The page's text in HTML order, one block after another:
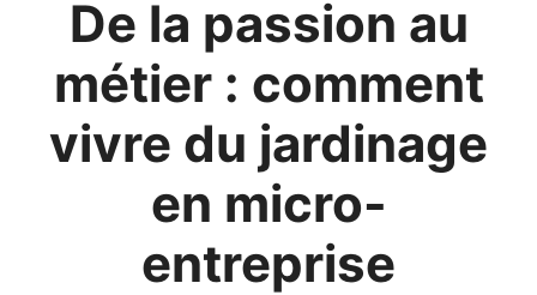
De la passion au
métier : comment
vivre du jardinage
en micro-
entreprise